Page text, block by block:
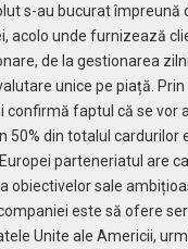
s-au bucurat împreună
acolo unde furnizează
de la gestionarea
unice pe piață.
confirmă faptul că se vor
50% din totalul cardurilor
parteneriatul are
obiectivelor sale
este să ofere
Unite ale Americii,